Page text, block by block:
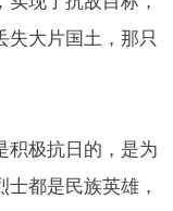
失大片国土，那只
积极抗日的，是为
都是民族英雄，